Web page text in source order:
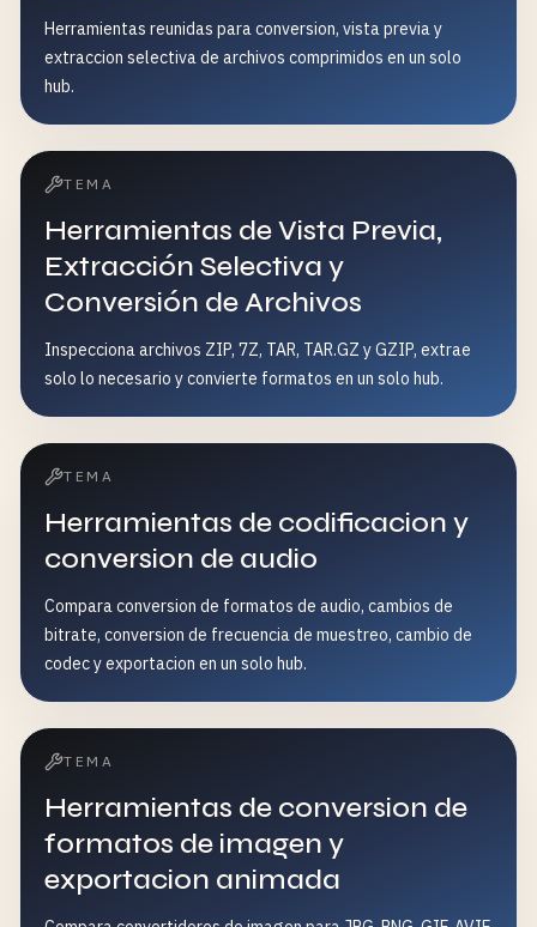
Herramientas reunidas para conversion, vista previa y
extraccion selectiva de archivos comprimidos en un solo
hub.
TEMA
Herramientas de Vista Previa,
Extracción Selectiva y
Conversión de Archivos
Inspecciona archivos ZIP, 7Z, TAR, TAR.GZ y GZIP, extrae
solo lo necesario y convierte formatos en un solo hub.
TEMA
Herramientas de codificacion y
conversion de audio
Compara conversion de formatos de audio, cambios de
bitrate, conversion de frecuencia de muestreo, cambio de
codec y exportacion en un solo hub.
TEMA
Herramientas de conversion de
formatos de imagen y
exportacion animada